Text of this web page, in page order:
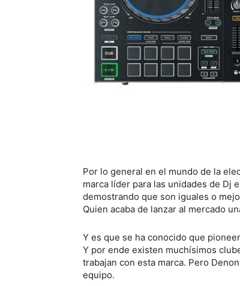
Por lo general en el mundo de la
marca líder para las unidades de Dj
demostrando que son iguales o
Quien acaba de lanzar al mercado
Y es que se ha conocido que
Y por ende existen muchísimos
trabajan con esta marca. Pero
equipo.